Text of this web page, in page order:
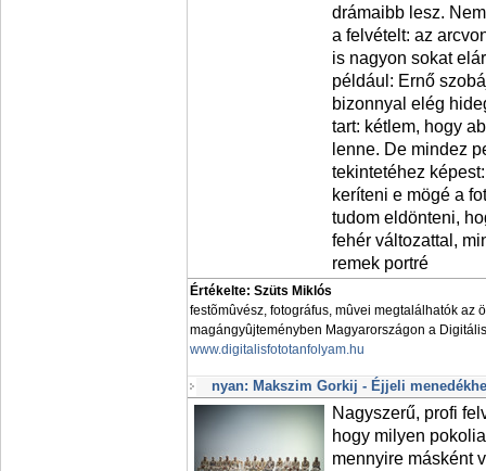
drámaibb lesz.
a felvételt: az
is nagyon sokat
például: Ernő
bizonnyal elég
tart: kétlem, hogy
lenne. De mindez
tekintetéhez
keríteni e mögé a
tudom eldönteni,
fehér változattal,
remek portré
Értékelte: Szüts Miklós
festõmûvész, fotográfus, mûvei megtalálhatók az
magángyûjteményben Magyarországon a
www.digitalisfototanfolyam.hu
nyan: Makszim Gorkij - Éjjeli
Nagyszerű, profi
hogy milyen
mennyire másként